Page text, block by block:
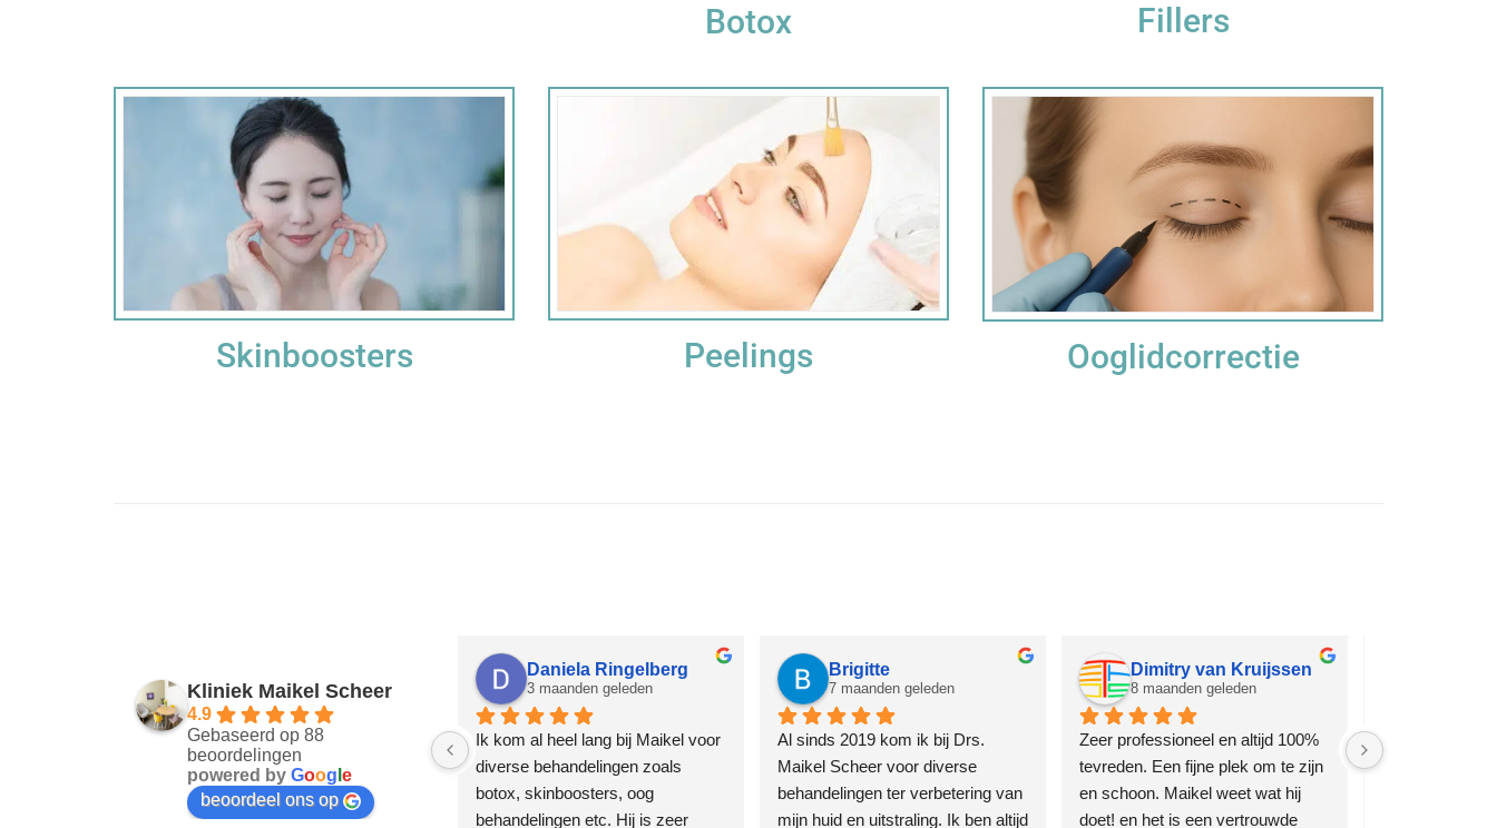
Botox Fillers
Skinboosters Peelings Ooglidcorrectie
Kliniek Maikel Scheer
4.9
Gebaseerd op 88
beoordelingen
powered by Goog e
beoordeel ons op
Daniela Ringelberg
3 maanden geleden
Ik kom al heel lang bij Maikel voor
diverse behandelingen zoals
botox, skinboosters, oog
behandelingen etc. Hij is zeer
Brigitte
7 maanden geleden
Al sinds 2019 kom ik bij Drs.
Maikel Scheer voor diverse
behandelingen ter verbetering van
mijn huid en uitstraling. Ik ben altijd
Dimitry van Kruijssen
8 maanden geleden
Zeer professioneel en altijd 100%
tevreden. Een fijne plek om te zijn
en schoon. Maikel weet wat hij
doet! en het is een vertrouwde
Zeer